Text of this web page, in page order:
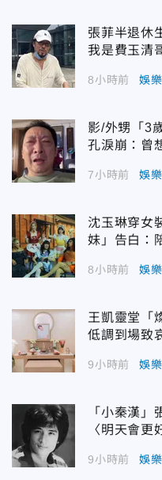
張菲半退休
我是費玉清
8小時前 娛樂
影/外甥「3
孔淚崩：曾
7小時前 娛樂
沈玉琳穿女
妹」告白：
8小時前 娛樂
王凱靈堂「
低調到場致
9小時前 娛樂
「小秦漢
〈明天會更
9小時前 娛樂